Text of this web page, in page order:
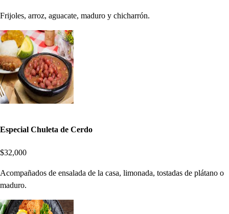
Frijoles, arroz, aguacate, maduro y chicharrón.
Especial Chuleta de Cerdo
$32,000
Acompañados de ensalada de la casa, limonada, tostadas de plátano o
maduro.